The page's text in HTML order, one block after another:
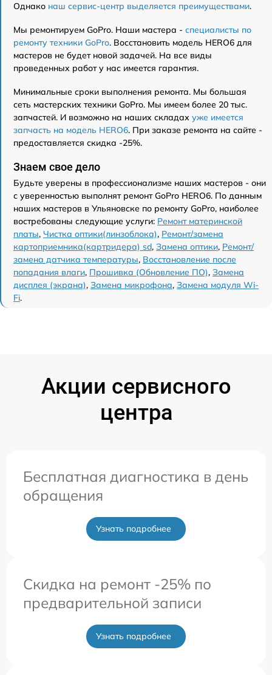
Однако наш сервис-центр выделяется преимуществами.
Мы ремонтируем GoPro. Наши мастера - специалисты по
ремонту техники GoPro. Восстановить модель HERO6 для
мастеров не будет новой задачей. На все виды
проведенных работ у нас имеется гарантия.
Минимальные сроки выполнения ремонта. Мы большая
сеть мастерских техники GoPro. Мы имеем более 20 тыс.
запчастей. И возможно на наших складах уже имеется
запчасть на модель HERO6. При заказе ремонта на сайте -
предоставляется скидка -25%.
Знаем свое дело
Будьте уверены в профессионализме наших мастеров - они
с уверенностью выполнят ремонт GoPro HERO6. По данным
наших мастеров в Ульяновске по ремонту GoPro, наиболее
востребованы следующие услуги: Ремонт материнской
платы, Чистка оптики(линзоблока), Ремонт/замена
картоприемника(картридера) sd, Замена оптики, Ремонт/
замена датчика температуры, Восстановление после
попадания влаги, Прошивка (Обновление ПО), Замена
дисплея (экрана), Замена микрофона, Замена модуля Wi-
Fi.
Акции сервисного
центра
Бесплатная диагностика в день
обращения
Узнать подробнее
Скидка на ремонт -25% по
предварительной записи
Узнать подробнее